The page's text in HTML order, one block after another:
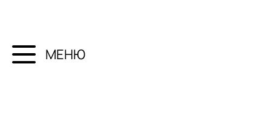
МЕНЮ